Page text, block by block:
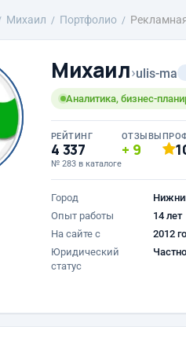
Михаил Портфолио
Михаил›ulis-ma
Аналитика, бизнес-
РЕЙТИНГ
4 337
№ 283 в каталоге
ОТЗЫВЫ
9
Город
Опыт работы
14 лет
На сайте с
2012
Юридический
статус